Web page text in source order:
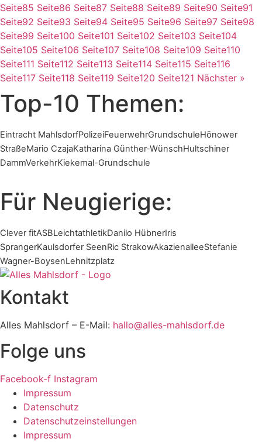
Seite85 Seite86 Seite87 Seite88 Seite89 Seite90 Seite91
Seite92 Seite93 Seite94 Seite95 Seite96 Seite97 Seite98
Seite99 Seite100 Seite101 Seite102 Seite103 Seite104
Seite105 Seite106 Seite107 Seite108 Seite109 Seite110
Seite111 Seite112 Seite113 Seite114 Seite115 Seite116
Seite117 Seite118 Seite119 Seite120 Seite121 Nächster »
Top-10 Themen:
Eintracht MahlsdorfPolizeiFeuerwehrGrundschuleHönower
StraßeMario CzajaKatharina Günther-WünschHultschiner
DammVerkehrKiekemal-Grundschule
Für Neugierige:
Clever fitASBLeichtathletikDanilo HübnerIris
SprangerKaulsdorfer SeenRic StrakowAkazienalleeStefanie
Wagner-BoysenLehnitzplatz
Kontakt
Alles Mahlsdorf – E-Mail: hallo@alles-mahlsdorf.de
Folge uns
Facebook-f Instagram
Impressum
Datenschutz
Datenschutzeinstellungen
Impressum